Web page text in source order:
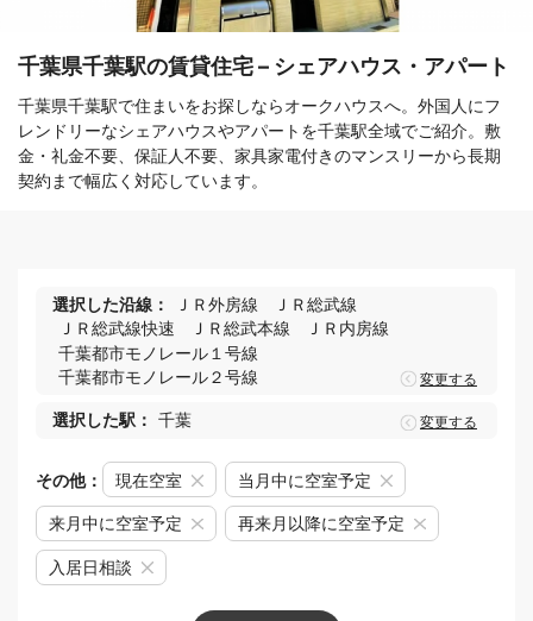
千葉県千葉駅の賃貸住宅 – シェアハウス・アパート
千葉県千葉駅で住まいをお探しならオークハウスへ。外国人にフ
レンドリーなシェアハウスやアパートを千葉駅全域でご紹介。敷
金・礼金不要、保証人不要、家具家電付きのマンスリーから長期
契約まで幅広く対応しています。
選択した沿線： ＪＲ外房線
ＪＲ総武線
ＪＲ総武線快速
ＪＲ総武本線
ＪＲ内房線
千葉都市モノレール１号線
千葉都市モノレール２号線
変更する
選択した駅： 千葉 変更する
その他： 現在空室 当月中に空室予定
来月中に空室予定 再来月以降に空室予定
入居日相談